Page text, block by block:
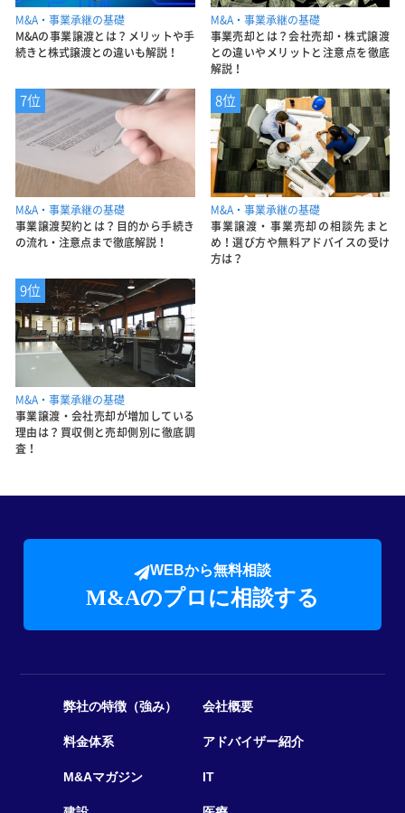
M&A・事業承継の基礎
M&Aの事業譲渡とは？メリットや手
続きと株式譲渡との違いも解説！
M&A・事業承継の基礎
事業売却とは？会社売却・株式譲渡
との違いやメリットと注意点を徹底
解説！
M&A・事業承継の基礎
事業譲渡契約とは？目的から手続き
の流れ・注意点まで徹底解説！
7位
M&A・事業承継の基礎
事業譲渡・事業売却の相談先まと
め！選び方や無料アドバイスの受け
方は？
8位
M&A・事業承継の基礎
事業譲渡・会社売却が増加している
理由は？買収側と売却側別に徹底調
査！
9位
弊社の特徴（強み）
料金体系
M&Aマガジン
会社概要
アドバイザー紹介
IT
WEBから無料相談
M&Aのプロに相談する